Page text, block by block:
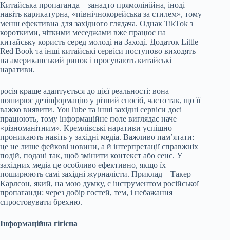
Китайська пропаганда – занадто прямолінійна, іноді
навіть карикатурна, «північнокорейська за стилем», тому
менш ефективна для західного глядача. Однак TikTok з
короткими, чіткими меседжами вже працює на
китайську користь серед молоді на Заході. Додаток Little
Red Book та інші китайські сервіси поступово виходять
на американський ринок і просувають китайські
наративи.
росія краще адаптується до цієї реальності: вона
поширює дезінформацію у різний спосіб, часто так, що її
важко виявити. YouTube та інші західні сервіси досі
працюють, тому інформаційне поле виглядає наче
«різноманітним». Кремлівські наративи успішно
проникають навіть у західні медіа. Важливо пам’ятати:
це не лише фейкові новини, а й інтерпретації справжніх
подій, подані так, щоб змінити контекст або сенс. У
західних медіа це особливо ефективно, якщо їх
поширюють самі західні журналісти. Приклад – Такер
Карлсон, який, на мою думку, є інструментом російської
пропаганди: через добір гостей, тем, і небажання
спростовувати брехню.
Інформаційна гігієна